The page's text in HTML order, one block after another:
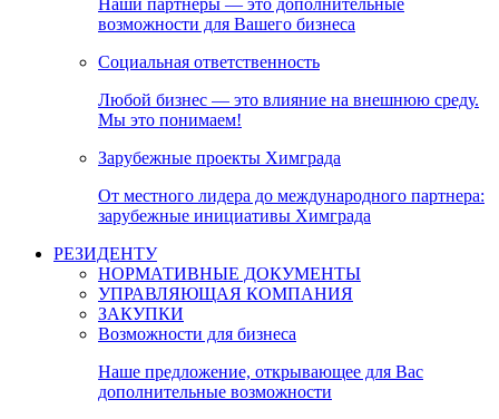
Наши партнеры — это дополнительные
возможности для Вашего бизнеса
Социальная ответственность
Любой бизнес — это влияние на внешнюю среду.
Мы это понимаем!
Зарубежные проекты Химграда
От местного лидера до международного партнера:
зарубежные инициативы Химграда
РЕЗИДЕНТУ
НОРМАТИВНЫЕ ДОКУМЕНТЫ
УПРАВЛЯЮЩАЯ КОМПАНИЯ
ЗАКУПКИ
Возможности для бизнеса
Наше предложение, открывающее для Вас
дополнительные возможности